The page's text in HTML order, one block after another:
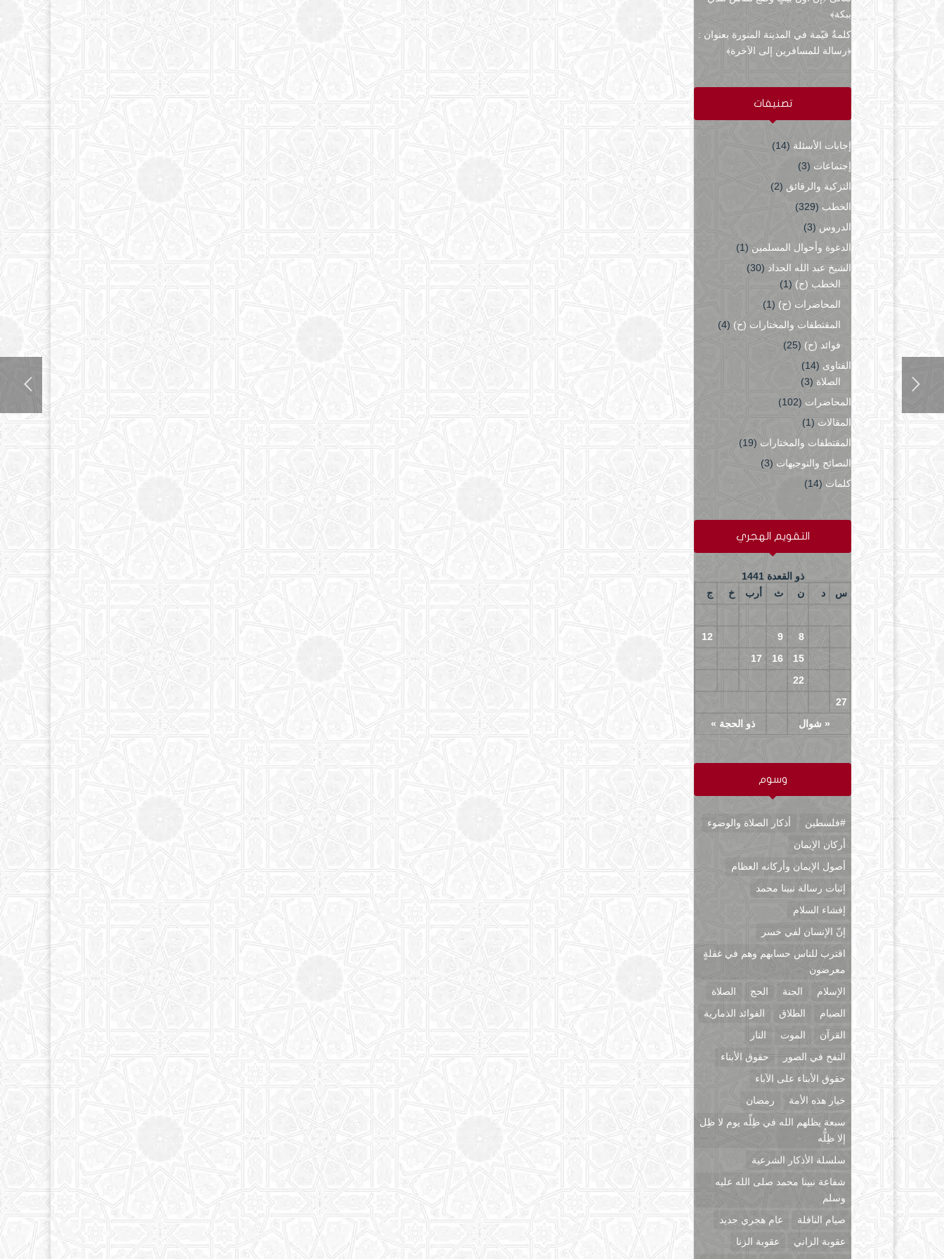
ببكة﴾
كلمةٌ قيّمة في المدينة المنورة بعنوان :
﴿رسالة للمسافرين إلى الآخرة﴾
تصنيفات
إجابات الأسئلة (14)
إجتماعات (3)
التزكية والرقائق (2)
الخطب (329)
الدروس (3)
الدعوة وأحوال المسلمين (1)
الشيخ عبد الله الحداد (30)
الخطب (ح) (1)
المحاضرات (ح) (1)
المقتطفات والمختارات (ح) (4)
فوائد (ح) (25)
الفتاوى (14)
الصلاة (3)
المحاضرات (102)
المقالات (1)
المقتطفات والمختارات (19)
النصائح والتوجيهات (3)
كلمات (14)
التقويم الهجري
ذو القعدة 1441
س
د ن ث أرب خ ج
« شوال ذو الحجة »
8
9
12
15
16
17
22
27
وسوم
#فلسطين
أذكار الصلاة والوضوء
أركان الإيمان
أصول الإيمان وأركانه العظام
إثبات رسالة نبينا محمد
إفشاء السلام
إنّ الإنسان لفي خسر
اقترب للناس حسابهم وهم في غفلةٍ
معرضون
الإسلام
الجنة الحج
الصلاة
الصيام
الطلاق
الفوائد الذمارية
القرآن
الموت
النار
النفخ في الصور
حقوق الأبناء
حقوق الأبناء على الآباء
خيار هذه الأمة
رمضان
سبعة يظلهم الله في ظِلِّه يوم لا ظِل
إلا ظِلُّه
سلسلة الأذكار الشرعية
شفاعة نبينا محمد صلى الله عليه
وسلم
صيام النافلة
عام هجري جديد
عقوبة الزاني
عقوبة الزنا